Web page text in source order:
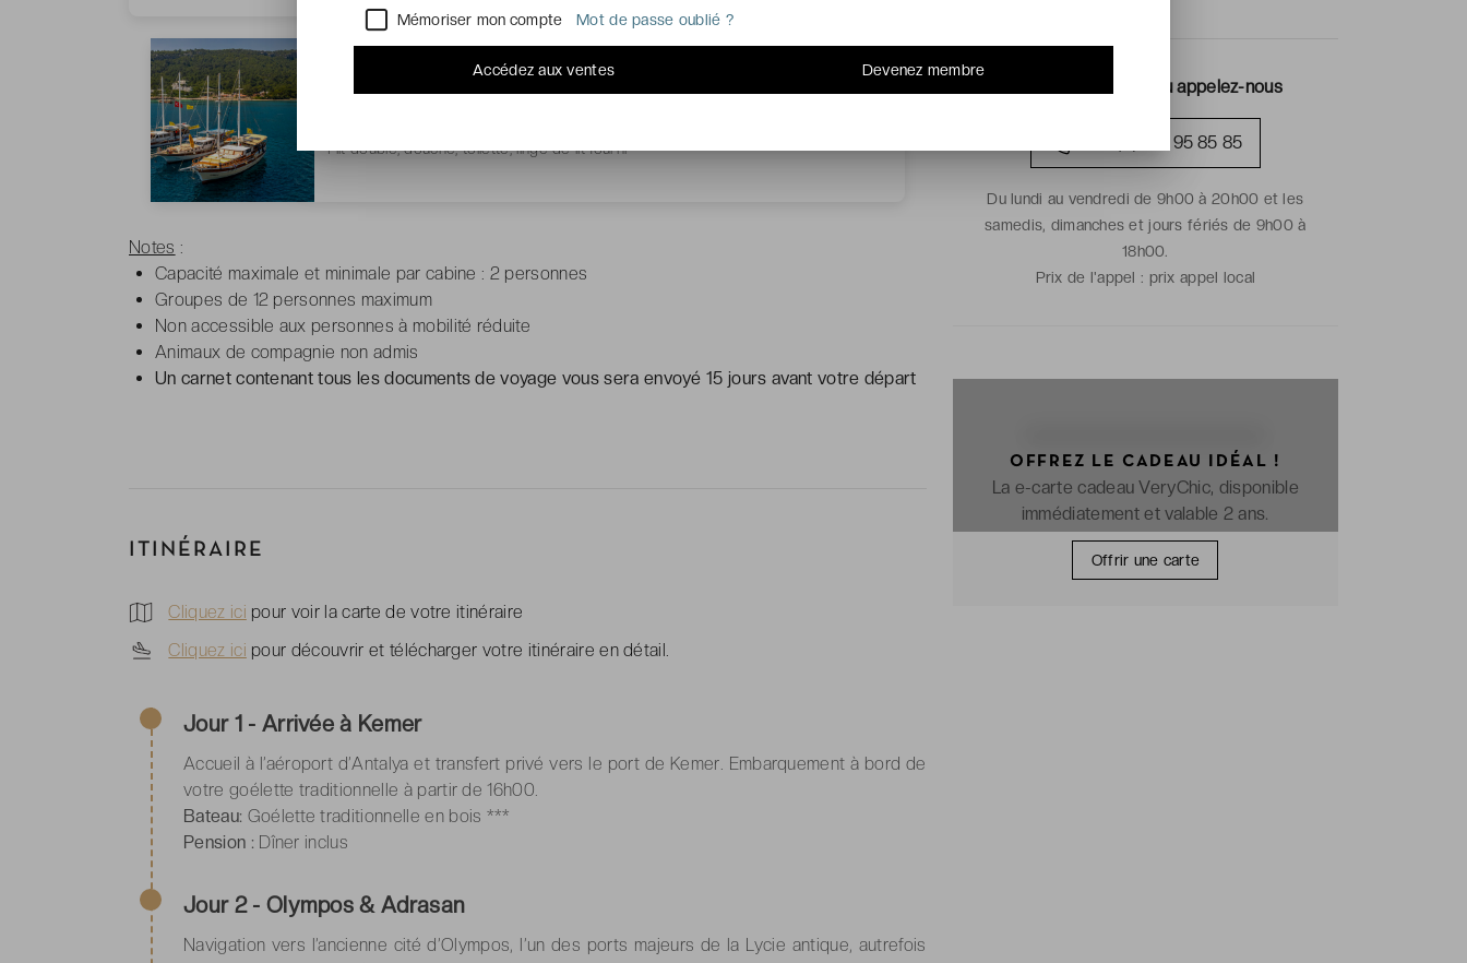
Cabine Standard
1 lit double, douche, toilette, linge de lit fourni
Notes :
Capacité maximale et minimale par cabine : 2 personnes
Groupes de 12 personnes maximum
Non accessible aux personnes à mobilité réduite
Animaux de compagnie non admis
Un carnet contenant tous les documents de voyage vous sera envoyé 15 jours avant votre départ
ITINÉRAIRE
Cliquez ici pour voir la carte de votre itinéraire
Cliquez ici pour découvrir et télécharger votre itinéraire en détail.
Jour 1 - Arrivée à Kemer
Accueil à l’aéroport d’Antalya et transfert privé vers le port de Kemer. Embarquement à bord de
votre goélette traditionnelle à partir de 16h00.
Bateau: Goélette traditionnelle en bois ***
Pension : Dîner inclus
Jour 2 - Olympos & Adrasan
Navigation vers l’ancienne cité d’Olympos, l’un des ports majeurs de la Lycie antique, autrefois
Réservez en ligne ou appelez-nous
+33 (0)1 70 95 85 85
Du lundi au vendredi de 9h00 à 20h00 et les
samedis, dimanches et jours fériés de 9h00 à
18h00.
Prix de l'appel : prix appel local
OFFREZ LE CADEAU IDÉAL !
La e-carte cadeau VeryChic, disponible
immédiatement et valable 2 ans.
Offrir une carte
Mémoriser mon compte Mot de passe oublié ?
Accédez aux ventes Devenez membre